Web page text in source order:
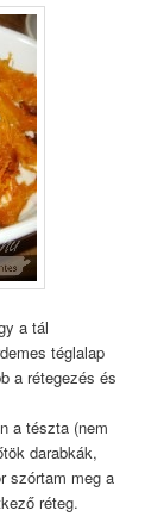
a tál
téglalap
a rétegezés és
a tészta (nem
darabkák,
szórtam meg a
réteg.